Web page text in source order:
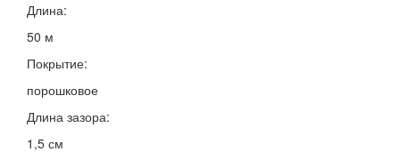
Длина:
50 м
Покрытие:
порошковое
Длина зазора:
1,5 см